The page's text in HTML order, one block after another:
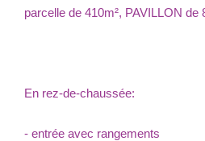
parcelle de 410m², PAVILLON de
En rez-de-chaussée:
- entrée avec rangements